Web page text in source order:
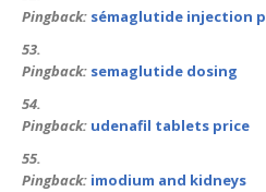
Pingback: sémaglutide injection
Pingback: semaglutide dosing
Pingback: udenafil tablets price
Pingback: imodium and kidneys